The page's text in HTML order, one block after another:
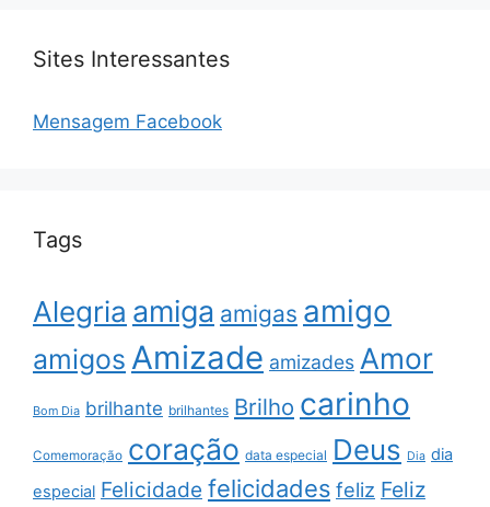
Sites Interessantes
Mensagem Facebook
Tags
Alegria amiga amigas amigo
amigos Amizade amizades Amor
Bom Dia brilhante brilhantes Brilho carinho
Comemoração coração data especial Deus Dia dia
especial Felicidade felicidades feliz Feliz